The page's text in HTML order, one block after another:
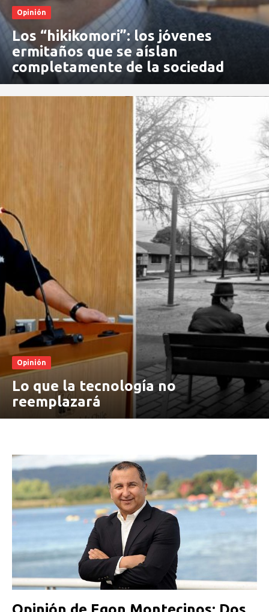
Opinión
Los “hikikomori”: los jóvenes
ermitaños que se aíslan
completamente de la sociedad
Opinión
Lo que la tecnología no
reemplazará